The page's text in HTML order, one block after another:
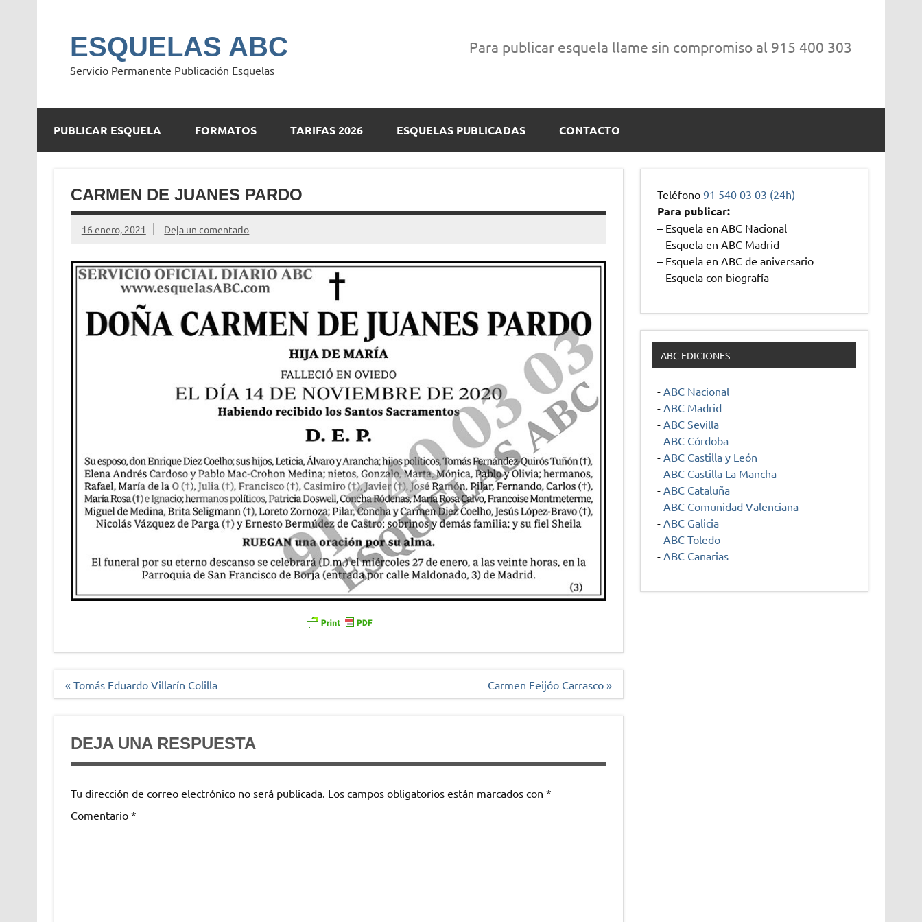
ESQUELAS ABC
Servicio Permanente Publicación Esquelas
Para publicar esquela llame sin compromiso al 915 400 303
PUBLICAR ESQUELA FORMATOS TARIFAS 2026 ESQUELAS PUBLICADAS CONTACTO
CARMEN DE JUANES PARDO
16 enero, 2021 Deja un comentario
Navegación
« Tomás Eduardo Villarín Colilla Carmen Feijóo Carrasco »
DEJA UNA RESPUESTA
Tu dirección de correo electrónico no será publicada. Los campos obligatorios están marcados con *
Comentario *
Teléfono91 540 03 03 (24h)
Para publicar:
– Esquela en ABC Nacional
– Esquela en ABC Madrid
– Esquela en ABC de aniversario
– Esquela con biografía
ABC EDICIONES
- ABC Nacional
- ABC Madrid
- ABC Sevilla
- ABC Córdoba
- ABC Castilla y León
- ABC Castilla La Mancha
- ABC Cataluña
- ABC Comunidad Valenciana
- ABC Galicia
- ABC Toledo
- ABC Canarias